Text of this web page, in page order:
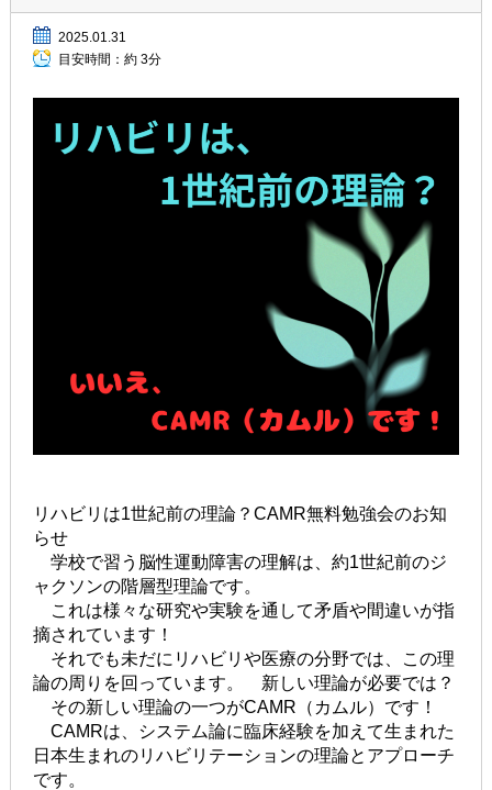
2025.01.31
目安時間： 約 3分
リハビリは1世紀前の理論？CAMR無料勉強会のお知
らせ
学校で習う脳性運動障害の理解は、約1世紀前のジ
ャクソンの階層型理論です。
これは様々な研究や実験を通して矛盾や間違いが指
摘されています！
それでも未だにリハビリや医療の分野では、この理
論の周りを回っています。 新しい理論が必要では？
その新しい理論の一つがCAMR（カムル）です！
CAMRは、システム論に臨床経験を加えて生まれた
日本生まれのリハビリテーションの理論とアプローチ
です。